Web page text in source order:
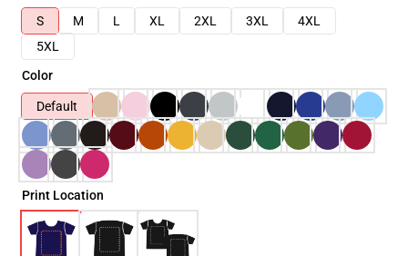
S
M L XL 2XL 3XL
4XL
5XL
Color
Default
Print Location